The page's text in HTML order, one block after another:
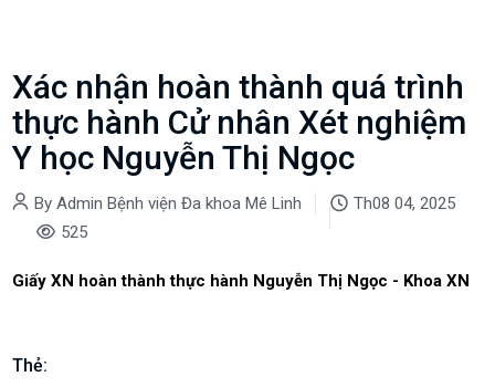
Xác nhận hoàn thành quá trình
thực hành Cử nhân Xét nghiệm
Y học Nguyễn Thị Ngọc
By Admin Bệnh viện Đa khoa Mê Linh
Th08 04, 2025
525
Giấy XN hoàn thành thực hành Nguyễn Thị Ngọc - Khoa XN
Thẻ: